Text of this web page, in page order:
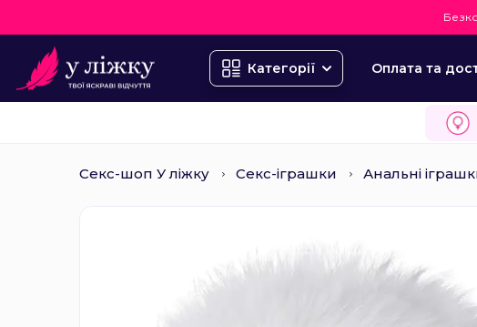
Категорії Оплата та
Секс-шоп У ліжку Секс-іграшки Анальні